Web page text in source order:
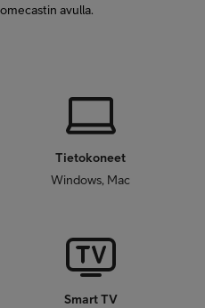
avulla.
Tietokoneet
Windows, Mac
Smart TV